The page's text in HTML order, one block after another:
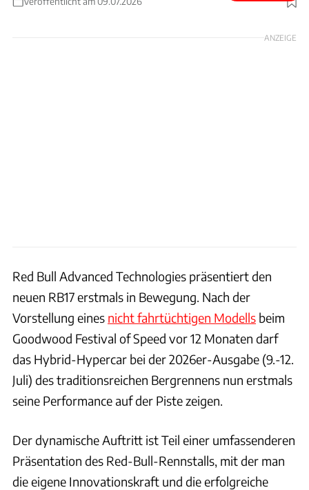
Foto: Red Bull
ANZEIGE
Red Bull Advanced Technologies präsentiert den
neuen RB17 erstmals in Bewegung. Nach der
Vorstellung eines nicht fahrtüchtigen Modells beim
Goodwood Festival of Speed vor 12 Monaten darf
das Hybrid-Hypercar bei der 2026er-Ausgabe (9.-12.
Juli) des traditionsreichen Bergrennens nun erstmals
seine Performance auf der Piste zeigen.
Der dynamische Auftritt ist Teil einer umfassenderen
Präsentation des Red-Bull-Rennstalls, mit der man
die eigene Innovationskraft und die erfolgreiche